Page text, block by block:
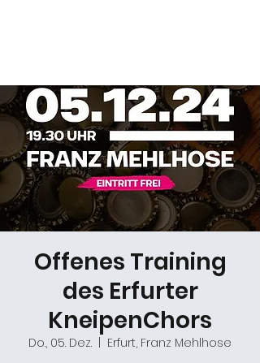
Offenes Training
des Erfurter
KneipenChors
Do., 05. Dez.
Erfurt, Franz Mehlhose